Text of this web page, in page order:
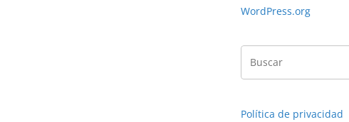
WordPress.org
Política de privacidad